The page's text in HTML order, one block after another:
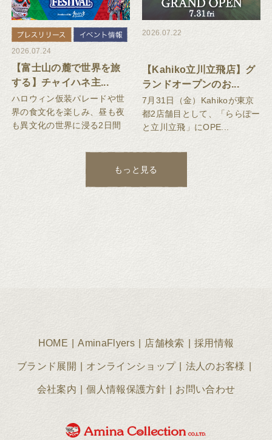
2026.07.24
【富士山の麓で世界を旅
する】チャイハネ主...
ハロウィン仮装パレードや世
界の食文化を楽しみ、昼も夜
も異文化の世界に浸る2日間
2026.07.22
【Kahiko立川立飛店】グ
ランドオープンのお...
7月31日（金）Kahikoが東京
都2店舗目として、「ららぽー
と立川立飛」にOPE...
もっと見る
HOME AminaFlyers 店舗検索 採用情報
ブランド展開 オンラインショップ 法人のお客様
会社案内 個人情報保護方針 お問い合わせ